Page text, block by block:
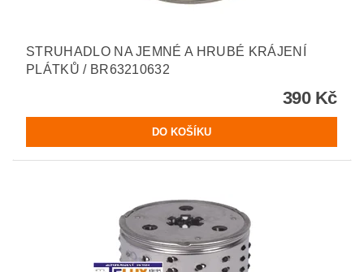
STRUHADLO NA JEMNÉ A HRUBÉ KRÁJENÍ
PLÁTKŮ / BR63210632
390 Kč